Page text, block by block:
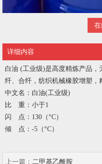
详细内容
白油 (工业级)是高度精炼产品，
纤、合纤，纺织机械橡胶增塑，
中文名：白油(工业级)
比 重：小于1
闪 点：130（°C）
倾 点：-5（°C）
上一篇： 二甲基乙酰胺